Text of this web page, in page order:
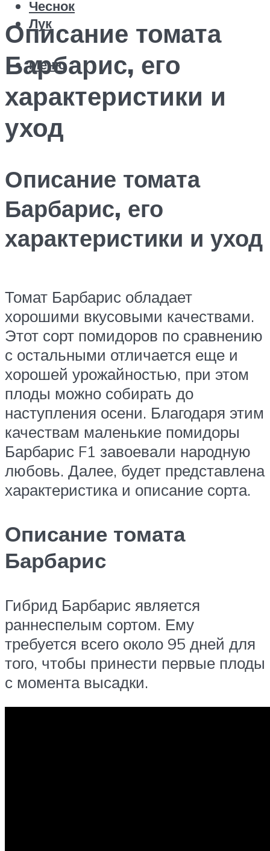
Чеснок
Лук
Меню
Описание томата
Барбарис, его
характеристики и
уход
Описание томата
Барбарис, его
характеристики и уход
Томат Барбарис обладает
хорошими вкусовыми качествами.
Этот сорт помидоров по сравнению
с остальными отличается еще и
хорошей урожайностью, при этом
плоды можно собирать до
наступления осени. Благодаря этим
качествам маленькие помидоры
Барбарис F1 завоевали народную
любовь. Далее, будет представлена
характеристика и описание сорта.
Описание томата
Барбарис
Гибрид Барбарис является
раннеспелым сортом. Ему
требуется всего около 95 дней для
того, чтобы принести первые плоды
с момента высадки.